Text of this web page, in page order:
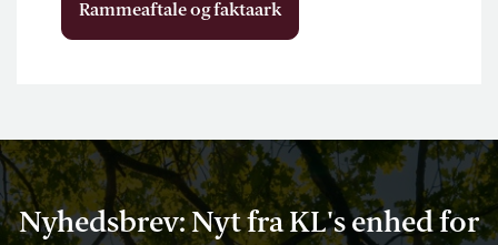
Rammeaftale og faktaark
Nyhedsbrev: Nyt fra KL's enhed for